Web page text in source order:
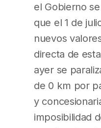
el Gobierno
que el 1 de
nuevos
directa de
ayer se
de 0 km por
y
imposibilidad